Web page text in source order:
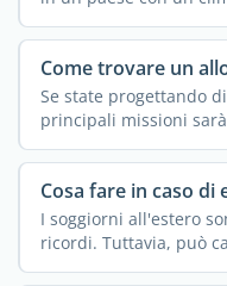
Come trovare un
Se state progettando
principali missioni
Cosa fare in caso di
I soggiorni all'estero
ricordi. Tuttavia, può